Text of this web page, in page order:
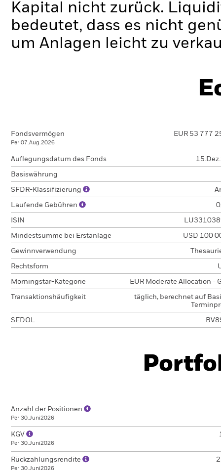
Kapital nicht zurück.
bedeutet, dass es nicht
um Anlagen leicht zu
Fondsvermögen
Per 07.Aug.2026
EUR 53 777
Auflegungsdatum des Fonds
Basiswährung
SFDR-Klassifizierung
Laufende Gebühren
ISIN
Mindestsumme bei Erstanlage USD 100
Gewinnverwendung
Rechtsform
Morningstar-Kategorie EUR Moderate Allocation -
Transaktionshäufigkeit
täglich, berechnet auf
SEDOL
Anzahl der Positionen
Per 30.Juni2026
KGV
Per 30.Juni2026
Rückzahlungsrendite
Per 30.Juni2026